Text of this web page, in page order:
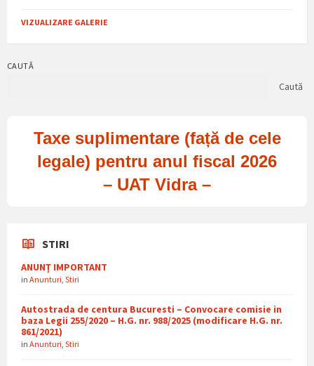
VIZUALIZARE GALERIE
CAUTĂ
Caută
Taxe suplimentare (față de cele
legale) pentru anul fiscal 2026
– UAT Vidra –
STIRI
ANUNȚ IMPORTANT
in Anunturi Stiri
Autostrada de centura Bucuresti – Convocare comisie in
baza Legii 255/2020 – H.G. nr. 988/2025 (modificare H.G. nr.
861/2021)
in Anunturi Stiri